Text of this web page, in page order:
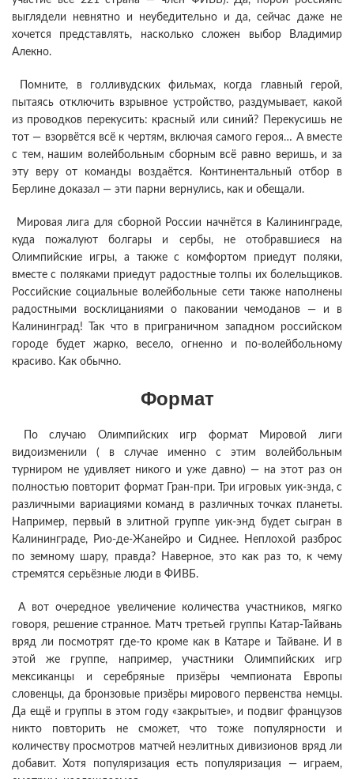
выглядели невнятно и неубедительно и да, сейчас даже не
хочется представлять, насколько сложен выбор Владимир
Алекно.
Помните, в голливудских фильмах, когда главный герой,
пытаясь отключить взрывное устройство, раздумывает, какой
из проводков перекусить: красный или синий? Перекусишь не
тот — взорвётся всё к чертям, включая самого героя… А вместе
с тем, нашим волейбольным сборным всё равно веришь, и за
эту веру от команды воздаётся. Континентальный отбор в
Берлине доказал — эти парни вернулись, как и обещали.
Мировая лига для сборной России начнётся в Калининграде,
куда пожалуют болгары и сербы, не отобравшиеся на
Олимпийские игры, а также с комфортом приедут поляки,
вместе с поляками приедут радостные толпы их болельщиков.
Российские социальные волейбольные сети также наполнены
радостными восклицаниями о паковании чемоданов — и в
Калининград! Так что в приграничном западном российском
городе будет жарко, весело, огненно и по-волейбольному
красиво. Как обычно.
Формат
По случаю Олимпийских игр формат Мировой лиги
видоизменили ( в случае именно с этим волейбольным
турниром не удивляет никого и уже давно) — на этот раз он
полностью повторит формат Гран-при. Три игровых уик-энда, с
различными вариациями команд в различных точках планеты.
Например, первый в элитной группе уик-энд будет сыгран в
Калининграде, Рио-де-Жанейро и Сиднее. Неплохой разброс
по земному шару, правда? Наверное, это как раз то, к чему
стремятся серьёзные люди в ФИВБ.
А вот очередное увеличение количества участников, мягко
говоря, решение странное. Матч третьей группы Катар-Тайвань
вряд ли посмотрят где-то кроме как в Катаре и Тайване. И в
этой же группе, например, участники Олимпийских игр
мексиканцы и серебряные призёры чемпионата Европы
словенцы, да бронзовые призёры мирового первенства немцы.
Да ещё и группы в этом году «закрытые», и подвиг французов
никто повторить не сможет, что тоже популярности и
количеству просмотров матчей неэлитных дивизионов вряд ли
добавит. Хотя популяризация есть популяризация — играем,